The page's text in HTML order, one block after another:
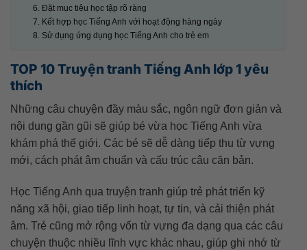
6. Đặt mục tiêu học tập rõ ràng
7. Kết hợp học Tiếng Anh với hoạt động hàng ngày
8. Sử dụng ứng dụng học Tiếng Anh cho trẻ em
TOP 10 Truyện tranh Tiếng Anh lớp 1 yêu
thích
Những câu chuyện đầy màu sắc, ngôn ngữ đơn giản và
nội dung gần gũi sẽ giúp bé vừa học Tiếng Anh vừa
khám phá thế giới. Các bé sẽ dễ dàng tiếp thu từ vựng
mới, cách phát âm chuẩn và cấu trúc câu căn bản.
Học Tiếng Anh qua truyện tranh giúp trẻ phát triển kỹ
năng xã hội, giao tiếp linh hoạt, tự tin, và cải thiện phát
âm. Trẻ cũng mở rộng vốn từ vựng đa dạng qua các câu
chuyện thuộc nhiều lĩnh vực khác nhau, giúp ghi nhớ từ